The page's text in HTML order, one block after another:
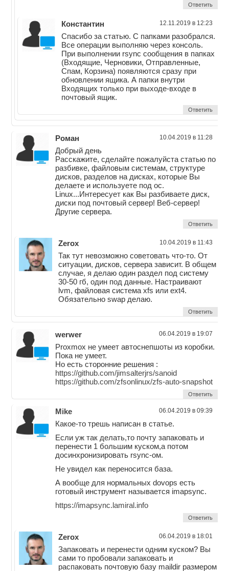
Ответить
Константин 12.11.2019 в 12:23
Спасибо за статью. С папками разобрался.
Все операции выполняю через консоль.
При выполнении rsync сообщения в папках
(Входящие, Черновики, Отправленные,
Спам, Корзина) появляются сразу при
обновлении ящика. А папки внутри
Входящих только при выходе-входе в
почтовый ящик.
Ответить
Роман 10.04.2019 в 11:28
Добрый день
Расскажите, сделайте пожалуйста статью по
разбивке, файловым системам, структуре
дисков, разделов на дисках, которые Вы
делаете и используете под ос.
Linux...Интересует как Вы разбиваете диск,
диски под почтовый сервер! Веб-сервер!
Другие сервера.
Ответить
Zerox 10.04.2019 в 11:43
Так тут невозможно советовать что-то. От
ситуации, дисков, сервера зависит. В общем
случае, я делаю один раздел под систему
30-50 гб, один под данные. Настраивают
lvm, файловая система xfs или ext4.
Обязательно swap делаю.
Ответить
werwer 06.04.2019 в 19:07
Proxmox не умеет автоснепшоты из коробки.
Пока не умеет.
Но есть сторонние решения :
https://github.com/jimsalterjrs/sanoid
https://github.com/zfsonlinux/zfs-auto-snapshot
Ответить
Mike 06.04.2019 в 09:39
Какое-то трешь написан в статье.
Если уж так делать,то почту запаковать и
перенести 1 большим куском,а потом
досинхронизировать rsync-ом.
Не увидел как переносится база.
А вообще для нормальных dovops есть
готовый инструмент называется imapsync.
https://imapsync.lamiral.info
Ответить
Zerox 06.04.2019 в 18:01
Запаковать и перенести одним куском? Вы
сами то пробовали запаковать и
распаковать почтовую базу maildir размером